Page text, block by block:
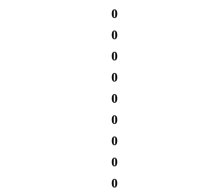
0
0
0
0
0
0
0
0
0